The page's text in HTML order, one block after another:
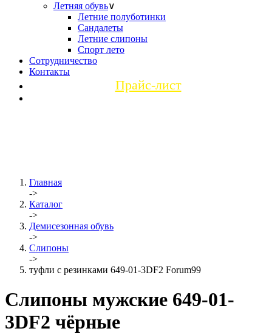
Летняя обувь∨
Летние полуботинки
Сандалеты
Летние слипоны
Спорт лето
Сотрудничество
Контакты
Прайс-лист
Главная
->
Каталог
->
Демисезонная обувь
->
Слипоны
->
туфли с резинками 649-01-3DF2 Forum99
Слипоны мужские 649-01-
3DF2 чёрные